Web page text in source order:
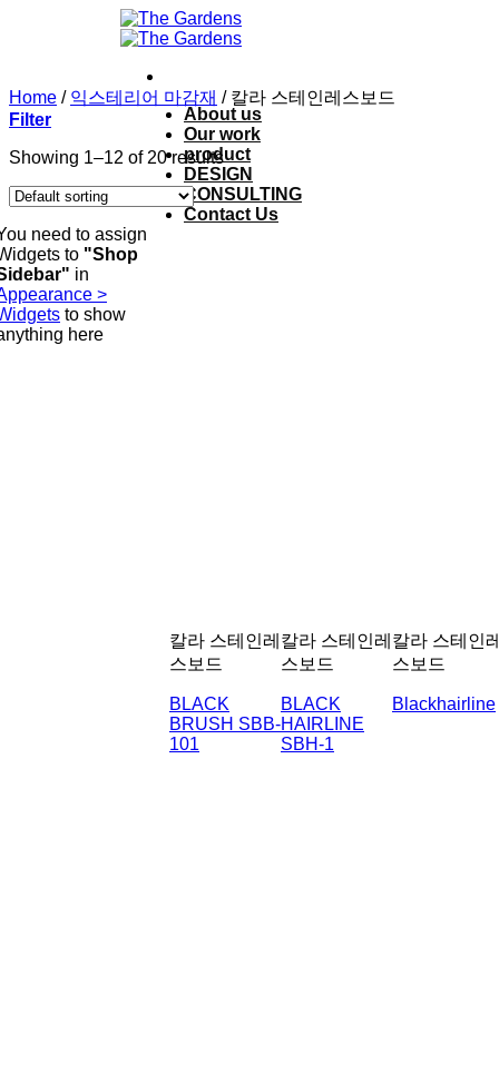
About us
Our work
product
DESIGN
CONSULTING
Contact Us
Home / 익스테리어 마감재 /칼라 스테인레스보드
Filter
Showing 1–12 of 20 results
need to assign
to "Shop
in
>
to show
here
칼라 스테인레
스보드
BLACK
BRUSH SBB-
101
칼라 스테인레
스보드
BLACK
HAIRLINE
SBH-1
칼라 스테인
스보드
Blackhairline